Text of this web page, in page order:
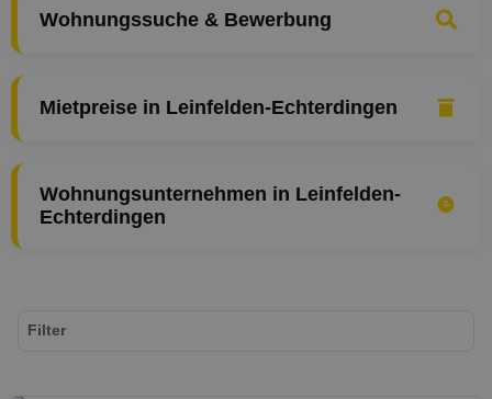
Wohnungssuche & Bewerbung
Mietpreise in Leinfelden-Echterdingen
Wohnungsunternehmen in Leinfelden-
Echterdingen
Filter